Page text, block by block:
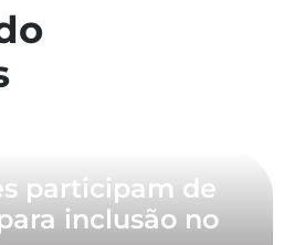
participam de
inclusão no